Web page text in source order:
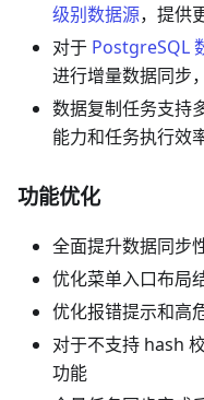
级别数据源，提供
对于 PostgreSQL
进行增量数据同步
数据复制任务支持
能力和任务执行效
功能优化
全面提升数据同步
优化菜单入口布局
优化报错提示和高
对于不支持 hash
功能